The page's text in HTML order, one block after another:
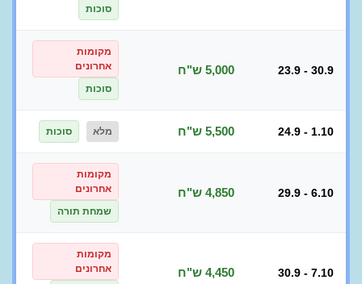
סוכות
23.9 - 30.9 5,000 ש"ח
מקומות
אחרונים
סוכות
24.9 - 1.10 5,500 ש"ח מלא סוכות
29.9 - 6.10 4,850 ש"ח
מקומות
אחרונים
שמחת תורה
30.9 - 7.10 4,450 ש"ח
מקומות
אחרונים